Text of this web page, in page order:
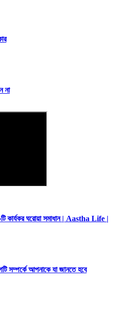
না
কার্যকর ঘরোয়া সমাধান | Aastha Life |
সম্পর্কে আপনাকে যা জানতে হবে